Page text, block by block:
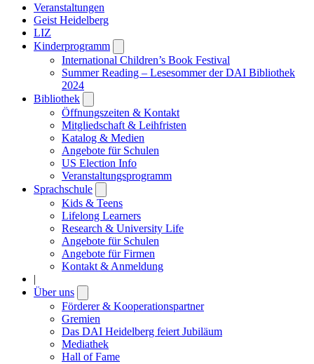
Veranstaltungen
Geist Heidelberg
LIZ
Kinderprogramm
submenu
International Children’s Book Festival
Summer Reading – Lesesommer der DAI Bibliothek
2024
Bibliothek
submenu
Öffnungszeiten & Kontakt
Mitgliedschaft & Leihfristen
Katalog & Medien
Angebote für Schulen
US Election Info
Veranstaltungsprogramm
Sprachschule
submenu
Kids & Teens
Lifelong Learners
Research & University Life
Angebote für Schulen
Angebote für Firmen
Kontakt & Anmeldung
|
Über uns
submenu
Förderer & Kooperationspartner
Gremien
Das DAI Heidelberg feiert Jubiläum
Mediathek
Hall of Fame